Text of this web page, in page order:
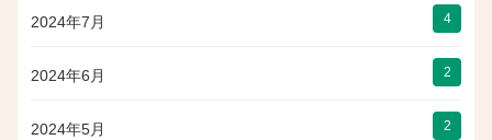
2024年7月 4
2024年6月 2
2024年5月 2